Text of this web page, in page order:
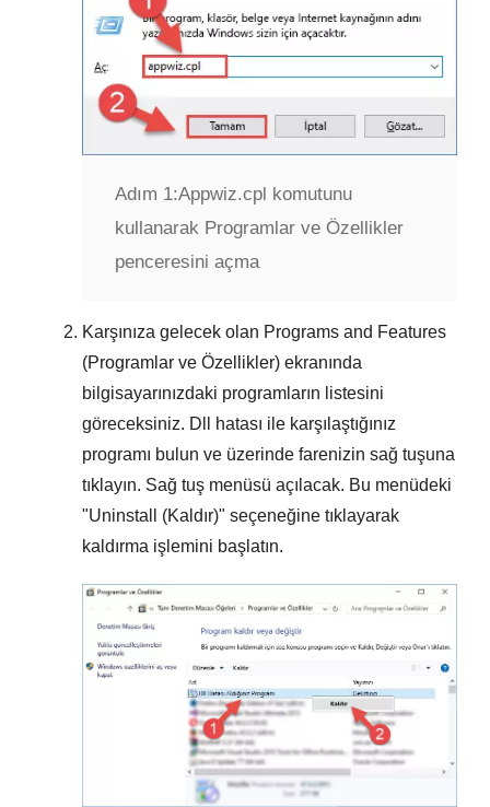
Adım 1:Appwiz.cpl komutunu
kullanarak Programlar ve Özellikler
penceresini açma
Karşınıza gelecek olan Programs and Features
(Programlar ve Özellikler) ekranında
bilgisayarınızdaki programların listesini
göreceksiniz. Dll hatası ile karşılaştığınız
programı bulun ve üzerinde farenizin sağ tuşuna
tıklayın. Sağ tuş menüsü açılacak. Bu menüdeki
"Uninstall (Kaldır)" seçeneğine tıklayarak
kaldırma işlemini başlatın.